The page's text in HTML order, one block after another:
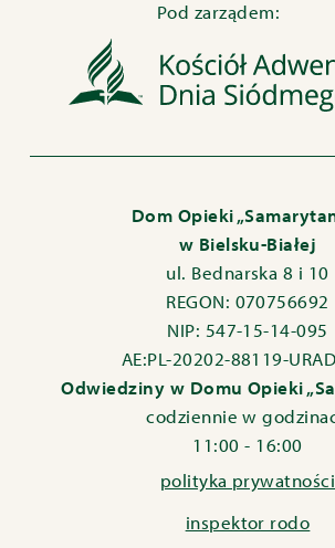
Pod zarządem:
Dom Opieki
w Bielsku-Białej
ul. Bednarska 8 i 10
REGON: 070756692
NIP: 547-15-14-095
AE:PL-20202-88119-
Odwiedziny w Domu Opieki
codziennie w
11:00 - 16:00
polityka prywatności
inspektor rodo